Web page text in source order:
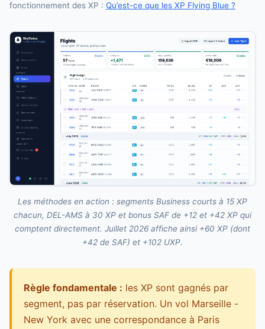
fonctionnement des XP : Qu’est-ce que les XP Flying Blue ?
Les méthodes en action : segments Business courts à 15 XP
chacun, DEL-AMS à 30 XP et bonus SAF de +12 et +42 XP qui
comptent directement. Juillet 2026 affiche ainsi +60 XP (dont
+42 de SAF) et +102 UXP.
Règle fondamentale : les XP sont gagnés par
segment, pas par réservation. Un vol Marseille -
New York avec une correspondance à Paris